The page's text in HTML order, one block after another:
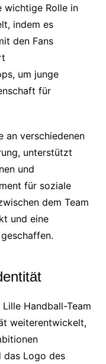
wichtige Rolle in
indem es
den Fans
um junge
für
an verschiedenen
unterstützt
und
für soziale
dem Team
und eine
Handball-Team
weiterentwickelt,
das Logo des